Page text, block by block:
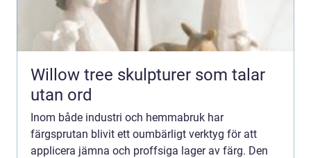
Willow tree skulpturer som talar
utan ord
Inom både industri och hemmabruk har
färgsprutan blivit ett oumbärligt verktyg för att
applicera jämna och proffsiga lager av färg. Den